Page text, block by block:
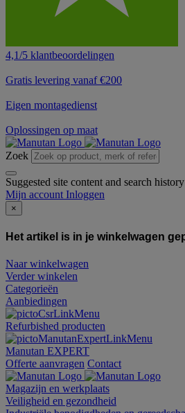
4,1/5 klantbeoordelingen
Gratis levering vanaf €200
Eigen montagedienst
Oplossingen op maat
Zoek
Suggested site content and search
Mijn account Inloggen
×
Het artikel is in je winkelwagen
Naar winkelwagen
Verder winkelen
Categorieën
Aanbiedingen
Refurbished producten
Manutan EXPERT
Offerte aanvragen Contact
Magazijn en werkplaats
Veiligheid en gezondheid